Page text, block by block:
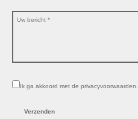
Ik ga akkoord met de privacyvoorwaarden.